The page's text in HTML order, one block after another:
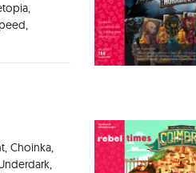
Choinka,